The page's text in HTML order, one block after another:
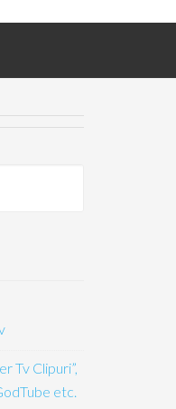
Tv Clipuri”,
etc.